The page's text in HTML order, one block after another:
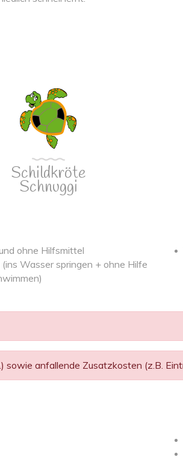
Schildkröte
Schnuggi
ohne Hilfsmittel
Wasser springen + ohne Hilfe
sowie anfallende Zusatzkosten (z.B.